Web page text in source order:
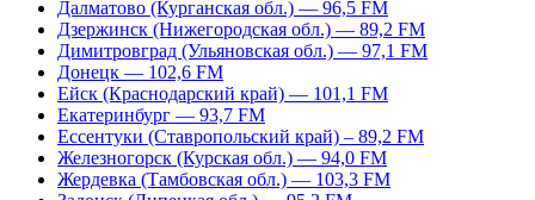
Далматово (Курганская обл.) — 96,5 FM
Дзержинск (Нижегородская обл.) — 89,2 FM
Димитровград (Ульяновская обл.) — 97,1 FM
Донецк — 102,6 FM
Ейск (Краснодарский край) — 101,1 FM
Екатеринбург — 93,7 FM
Ессентуки (Ставропольский край) – 89,2 FM
Железногорск (Курская обл.) — 94,0 FM
Жердевка (Тамбовская обл.) — 103,3 FM